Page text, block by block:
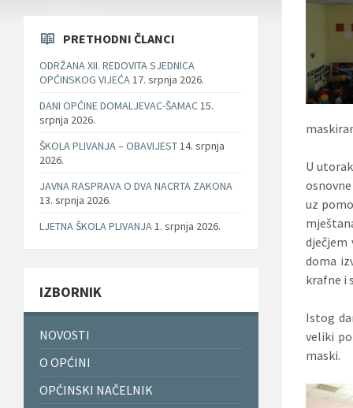
U
uz
dječjem
doma
krafne i
Istog
veliki
maski.
PRETHODNI ČLANCI
ODRŽANA XII. REDOVITA SJEDNICA
OPĆINSKOG VIJEĆA17. srpnja 2026.
DANI OPĆINE DOMALJEVAC-ŠAMAC15.
srpnja 2026.
ŠKOLA PLIVANJA – OBAVIJEST14. srpnja
2026.
JAVNA RASPRAVA O DVA NACRTA ZAKONA
13. srpnja 2026.
LJETNA ŠKOLA PLIVANJA1. srpnja 2026.
IZBORNIK
NOVOSTI
O OPĆINI
OPĆINSKI NAČELNIK